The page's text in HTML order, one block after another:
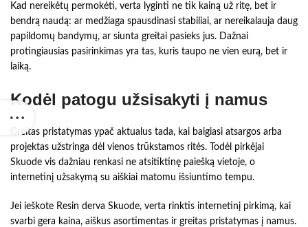
Kad nereikėtų permokėti, verta lyginti ne tik kainą už ritę, bet ir
bendrą naudą: ar medžiaga spausdinasi stabiliai, ar nereikalauja daug
papildomų bandymų, ar siunta greitai pasieks jus. Dažnai
protingiausias pasirinkimas yra tas, kuris taupo ne vien eurą, bet ir
laiką.
Kodėl patogu užsisakyti į namus
Greitas pristatymas ypač aktualus tada, kai baigiasi atsargos arba
projektas užstringa dėl vienos trūkstamos ritės. Todėl pirkėjai
Skuode vis dažniau renkasi ne atsitiktinę paiešką vietoje, o
internetinį užsakymą su aiškiai matomu išsiuntimo tempu.
Jei ieškote Resin derva Skuode, verta rinktis internetinį pirkimą, kai
svarbi gera kaina, aiškus asortimentas ir greitas pristatymas į namus.